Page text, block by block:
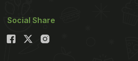
Social Share